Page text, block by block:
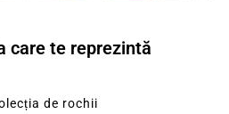
care te reprezintă
de rochii